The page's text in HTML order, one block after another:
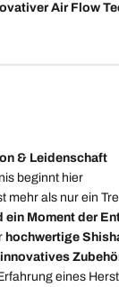
Air Flow
& Leidenschaft
beginnt hier
mehr als nur ein
ein Moment der
hochwertige
eines